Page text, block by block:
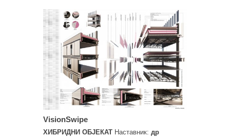
VisionSwipe
ХИБРИДНИ ОБЈЕКАТ Наставник: др